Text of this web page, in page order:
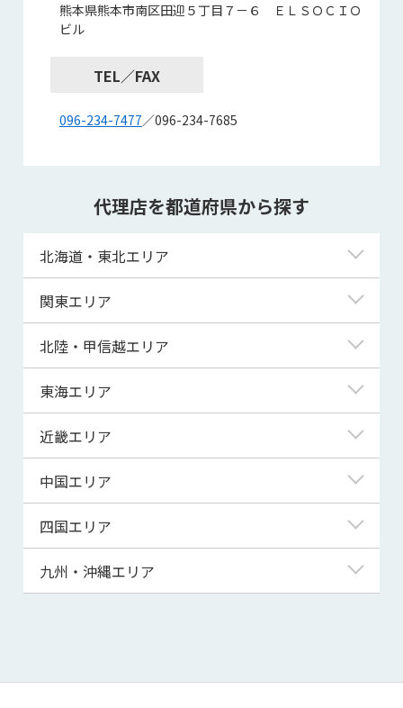
熊本県熊本市南区田迎５丁目７－６ ＥＬＳＯＣＩＯ
ビル
TEL／FAX
096-234-7477／096-234-7685
代理店を都道府県から探す
北海道・東北エリア
北海道
青森県
宮城県
秋田県
山形県
関東エリア
東京都
神奈川県
埼玉県
千葉県
茨城県
群馬県
北陸・甲信越エリア
新潟県
富山県
福井県
山梨県
長野県
東海エリア
岐阜県
静岡県
三重県
近畿エリア
滋賀県
京都府
大阪府
兵庫県
和歌山県
中国エリア
鳥取県
島根県
山口県
四国エリア
徳島県
高知県
九州・沖縄エリア